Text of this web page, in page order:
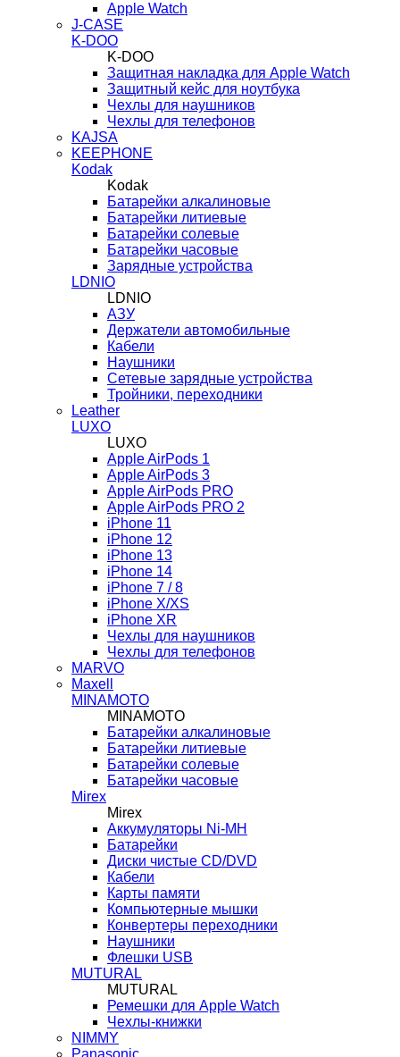
Apple Watch
J-CASE
K-DOO
K-DOO
Защитная накладка для Apple Watch
Защитный кейс для ноутбука
Чехлы для наушников
Чехлы для телефонов
KAJSA
KEEPHONE
Kodak
Kodak
Батарейки алкалиновые
Батарейки литиевые
Батарейки солевые
Батарейки часовые
Зарядные устройства
LDNIO
LDNIO
АЗУ
Держатели автомобильные
Кабели
Наушники
Сетевые зарядные устройства
Тройники, переходники
Leather
LUXO
LUXO
Apple AirPods 1
Apple AirPods 3
Apple AirPods PRO
Apple AirPods PRO 2
iPhone 11
iPhone 12
iPhone 13
iPhone 14
iPhone 7 / 8
iPhone X/XS
iPhone XR
Чехлы для наушников
Чехлы для телефонов
MARVO
Maxell
MINAMOTO
MINAMOTO
Батарейки алкалиновые
Батарейки литиевые
Батарейки солевые
Батарейки часовые
Mirex
Mirex
Аккумуляторы Ni-MH
Батарейки
Диски чистые CD/DVD
Кабели
Карты памяти
Компьютерные мышки
Конвертеры переходники
Наушники
Флешки USB
MUTURAL
MUTURAL
Ремешки для Apple Watch
Чехлы-книжки
NIMMY
Panasonic